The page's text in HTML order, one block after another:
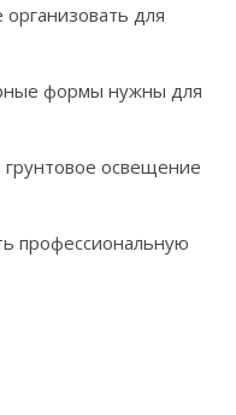
для
формы нужны для
грунтовое освещение
профессиональную